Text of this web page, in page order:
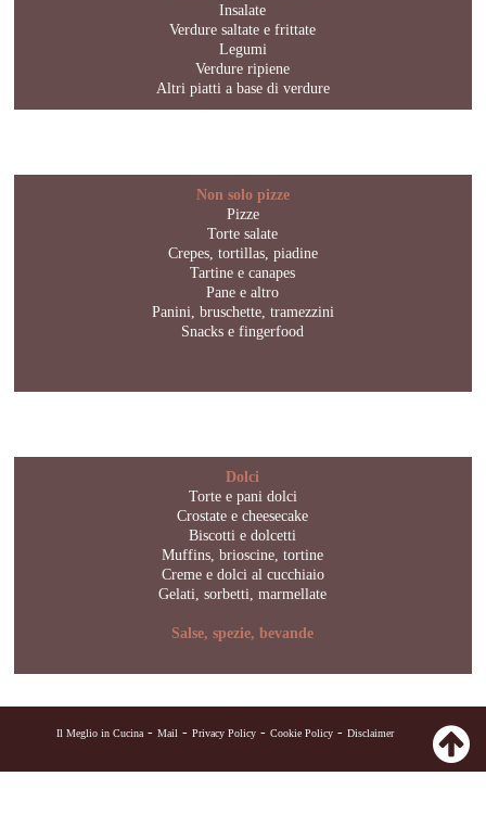
Insalate
Verdure saltate e frittate
Legumi
Verdure ripiene
Altri piatti a base di verdure
Non solo pizze
Pizze
Torte salate
Crepes, tortillas, piadine
Tartine e canapes
Pane e altro
Panini, bruschette, tramezzini
Snacks e fingerfood
Dolci
Torte e pani dolci
Crostate e cheesecake
Biscotti e dolcetti
Muffins, brioscine, tortine
Creme e dolci al cucchiaio
Gelati, sorbetti, marmellate
Salse, spezie, bevande
Il Meglio in Cucina- Mail - Privacy Policy- Cookie Policy- Disclaimer